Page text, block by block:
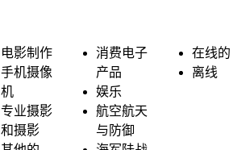
电影制作
手机摄像
机
专业摄影
和摄影
消费电子
产品
娱乐
航空航天
与防御
在线的
离线